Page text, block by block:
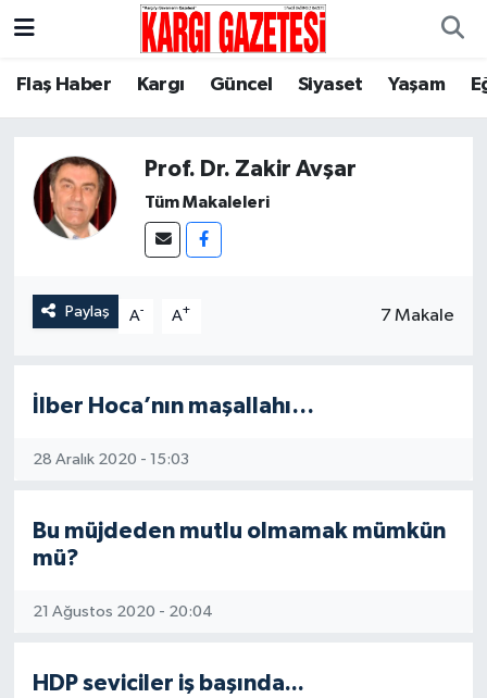
Flaş Haber Kargı Güncel Siyaset Yaşam
Prof. Dr. Zakir Avşar
Tüm Makaleleri
Paylaş A- A+ 7 Makale
İlber Hoca’nın maşallahı…
28 Aralık 2020 - 15:03
Bu müjdeden mutlu olmamak mümkün
mü?
21 Ağustos 2020 - 20:04
HDP seviciler iş başında...
Flaş Haber
Güncel
Yaşam
Nöbetçi Eczaneler
Çorum Namaz Vakitleri
Trafik Durumu
Süper Lig Puan Durumu ve Fikstür
Son Dakika Haberleri
Haber Arşivi